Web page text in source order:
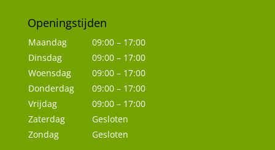
Openingstijden
Maandag
09:00 – 17:00
Dinsdag
09:00 – 17:00
Woensdag
09:00 – 17:00
Donderdag
09:00 – 17:00
Vrijdag
09:00 – 17:00
Zaterdag
Gesloten
Zondag
Gesloten